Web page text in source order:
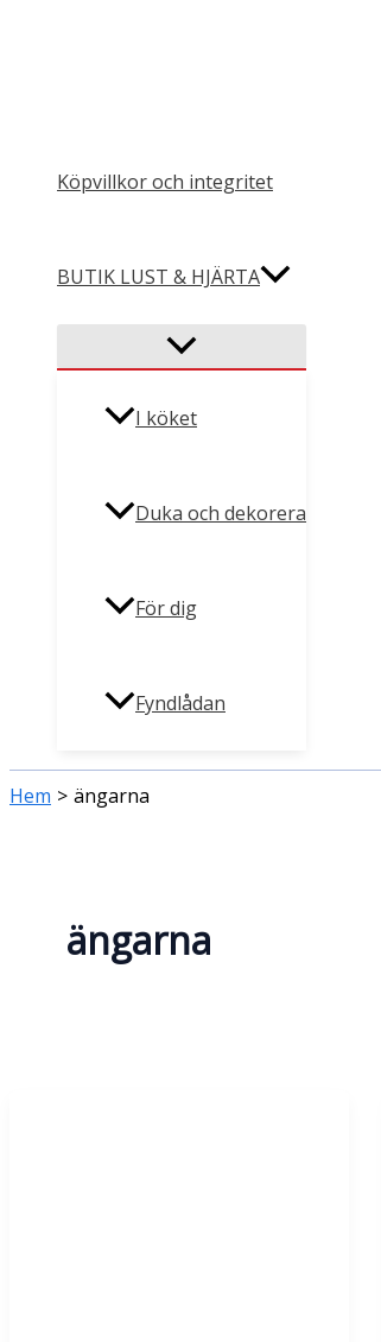
Köpvillkor och integritet
BUTIK LUST & HJÄRTA
I köket
Duka och dekorera
För dig
Fyndlådan
Hem ängarna
ängarna